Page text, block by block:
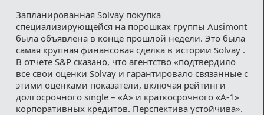
Запланированная Solvay покупка
специализирующейся на порошках группы Ausimont
была объявлена в конце прошлой недели. Это была
самая крупная финансовая сделка в истории Solvay .
В отчете S&P сказано, что агентство «подтвердило
все свои оценки Solvay и гарантировало связанные с
этими оценками показатели, включая рейтинги
долгосрочного single – «A» и краткосрочного «A-1»
корпоративных кредитов. Перспектива устойчива».